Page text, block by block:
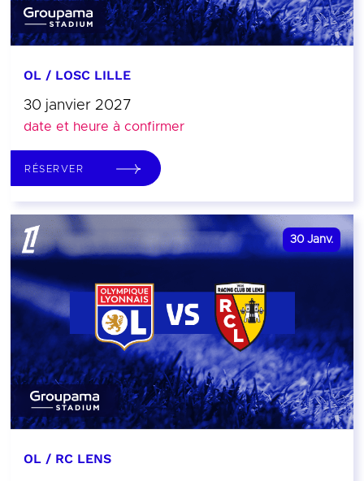
OL / LOSC LILLE
30 janvier 2027
date et heure à confirmer
RÉSERVER
30 Janv.
OL / RC LENS